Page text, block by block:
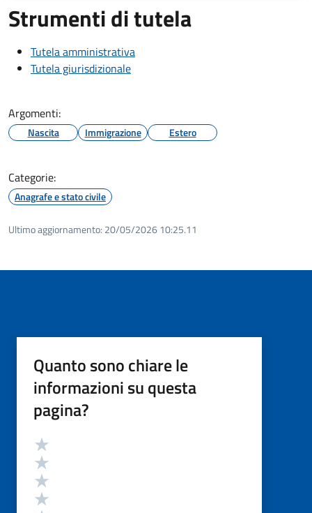
Strumenti di tutela
Tutela amministrativa
Tutela giurisdizionale
Argomenti:
Nascita Immigrazione Estero
Categorie:
Anagrafe e stato civile
Ultimo aggiornamento: 20/05/2026 10:25.11
Quanto sono chiare le
informazioni su questa
pagina?
Valutazione